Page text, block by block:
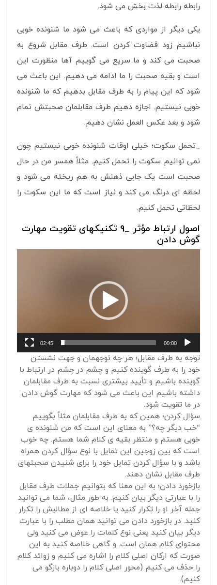
رابطه رابطه لذت بخش می شود.
یکی دیگر از مواردی که باعث می شود ما شنونده خوبی
نباشیم زود قضاوت کردن است. طرف مقابل شروع به
صحبت می کند و ما سریع می گوییم آها منظورت این
است و بقیه صحبت را ما ادامه می دهیم. این باعث می
شود که این پیام را به طرف مقابل بدهیم که ما شنونده
خوبی نیستیم. اجازه دهیم طرف مقابلمان صحبتش تمام
شود و بعد عکس العمل نشان دهیم.
_تحمل سکوت؛ خیلی اوقات شنونده خوبی نیستیم چون
نمی توانیم سکوت را تحمل کنیم. مثلاً همسر من در حال
صحبت است یک جایی ذهنش به هم ریخته می شود و
لحظه ای درنگ می کند و نیاز است که ما این سکوت را
لحظاتی تحمل کنیم.
اصول ارتباط مؤثر _9 تکنیکهای تقویت مهارت
گوش دادن
00:00
02:45
توجه به طرف مقابل؛ هر چه توجهمان و جهت نشستن
خود را به طرف گوینده کنیم و چشم در چشم در ارتباط با
گوینده باشیم و تأیید بیشتری نسبت به طرف مقابلمان
داشته باشیم این باعث می شود که مهارت گوش دادن
در ما تقویت شود.
سؤال کردن؛ همین که به طرف مقابلمان مثلاً بگوییم
“خب دیگر چه؟” به معنای این است که من شنونده ی
خوبی هستم و منتظر بقیه ی کلام شما هستم. چه خوب
است که بین زوجین این تمایل با نوع سؤال کردن همراه
باشد و با سؤال کردن تمایل خود را برای شنیدن صحبتهای
طرف مقابل نشان دهند.
بازخورد دادن؛ به این معنا که بتوانیم جملات طرف مقابل
را با عبارتی دیگر بیان کنیم. به طور مثال، شما می توانید
جمله آخر او را تکرار کنید یا خلاصه ای از مطالبش را تکرار
کنید. در بازخورد دادن می توانید همان مطلب را با عبارت
دیگر بیان کنید یعنی نوع کلمات را عوض می کنید ولی
محتوای کلام همان است. و گاهی خلاصه کنید به این
صورت که ارکان اصلی کلام را اشاره می کنیم و زوائد کلام
را حذف می کنیم (محور اصلی کلام را دوباره بازگو می
کنیم).